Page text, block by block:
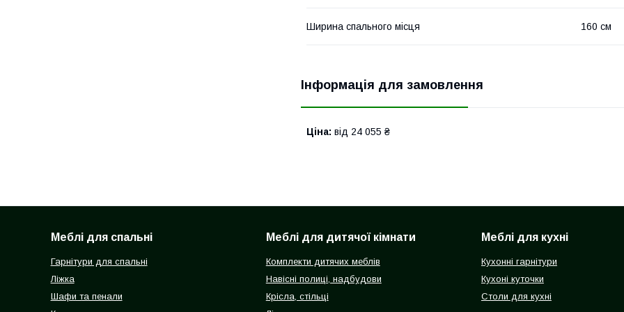
Ширина спального місця 160 см
Інформація для замовлення
Ціна: від 24 055 ₴
Меблі для спальні
Гарнітури для спальні
Ліжка
Шафи та пенали
Меблі для дитячої кімнати
Комплекти дитячих меблів
Навісні полиці, надбудови
Крісла, стільці
Меблі для кухні
Кухонні гарнітури
Кухоні куточки
Столи для кухні